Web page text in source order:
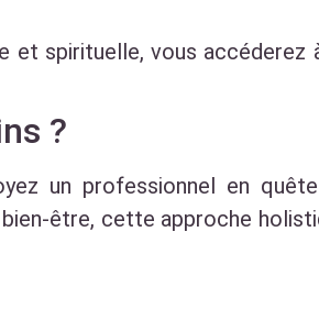
et spirituelle, vous accéderez
?
un professionnel en
être, cette approche